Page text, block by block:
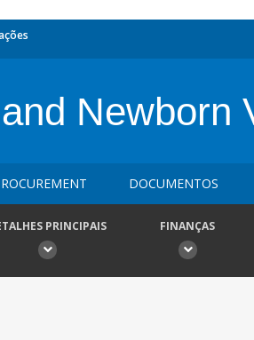
Newborn
DOCUMENTOS
PRINCIPAIS FINANÇAS